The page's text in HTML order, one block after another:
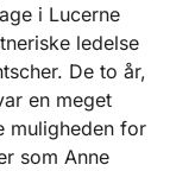
i Lucerne
ledelse
De to år,
en meget
muligheden for
som Anne